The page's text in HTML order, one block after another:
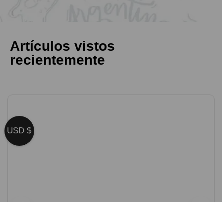
Artículos vistos
recientemente
USD $